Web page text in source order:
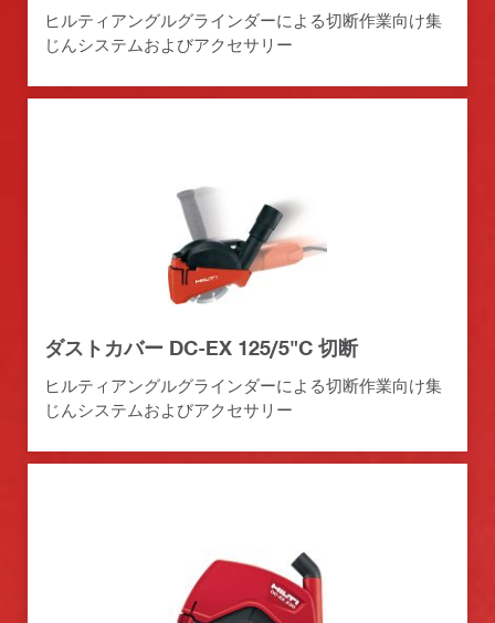
ヒルティアングルグラインダーによる切断作業向け集
じんシステムおよびアクセサリー
ダストカバー DC-EX 125/5"C 切断
ヒルティアングルグラインダーによる切断作業向け集
じんシステムおよびアクセサリー